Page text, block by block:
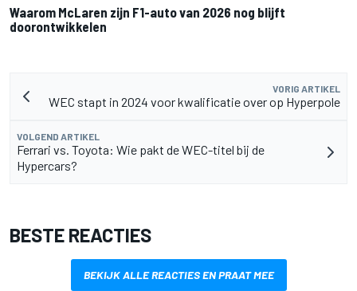
Waarom McLaren zijn F1-auto van 2026 nog blijft
doorontwikkelen
VORIG ARTIKEL
WEC stapt in 2024 voor kwalificatie over op Hyperpole
VOLGEND ARTIKEL
Ferrari vs. Toyota: Wie pakt de WEC-titel bij de
Hypercars?
BESTE REACTIES
BEKIJK ALLE REACTIES EN PRAAT MEE